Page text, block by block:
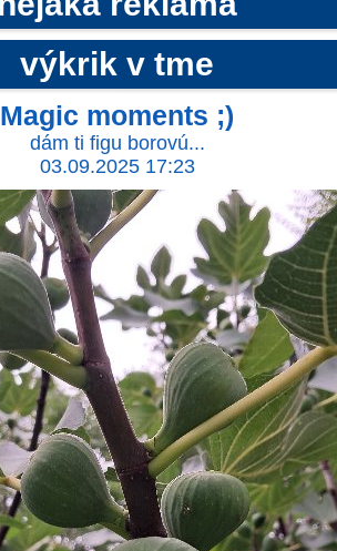
výkrik v tme
Magic moments ;)
dám ti figu borovú...
03.09.2025 17:23